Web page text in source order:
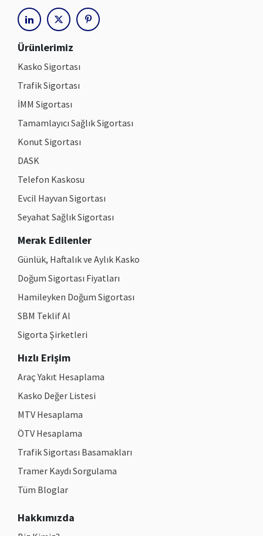
linkedinx pinterest
Ürünlerimiz
Kasko Sigortası
Trafik Sigortası
İMM Sigortası
Tamamlayıcı Sağlık Sigortası
Konut Sigortası
DASK
Telefon Kaskosu
Evcil Hayvan Sigortası
Seyahat Sağlık Sigortası
Merak Edilenler
Günlük, Haftalık ve Aylık Kasko
Doğum Sigortası Fiyatları
Hamileyken Doğum Sigortası
SBM Teklif Al
Sigorta Şirketleri
Hızlı Erişim
Araç Yakıt Hesaplama
Kasko Değer Listesi
MTV Hesaplama
ÖTV Hesaplama
Trafik Sigortası Basamakları
Tramer Kaydı Sorgulama
Tüm Bloglar
Hakkımızda